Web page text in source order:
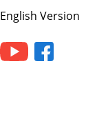
English Version